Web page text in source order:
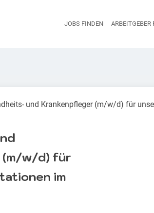
JOBS FINDEN ARBEITGEBER
und Krankenpfleger (m/w/d) für
(m/w/d) für
im